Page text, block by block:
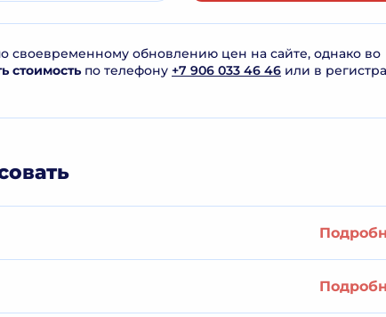
обновлению цен на сайте, однако во
стоимостьпо телефону +7 906 033 46 46 или в